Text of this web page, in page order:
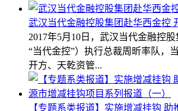
武汉当代金融控股集团赴华西金控
2017年5月10日，武汉当代金融控
“当代金控”）执行总裁周昕率队，
开方、天乾资管...
【专题系类报道】实施增减挂钩